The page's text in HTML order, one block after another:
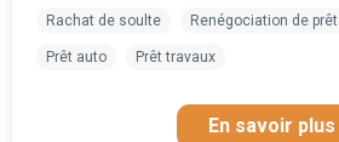
Rachat de soulte Renégociation de prêt
Prêt auto Prêt travaux
En savoir plus